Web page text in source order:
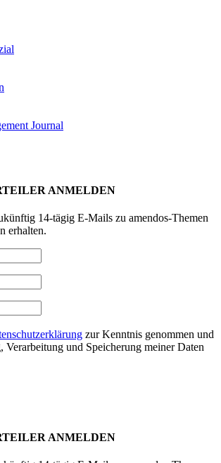
Journal
ANMELDEN
14-tägig E-Mails zu amendos-Themen
erhalten.
zur Kenntnis genommen und
Verarbeitung und Speicherung meiner Daten
ANMELDEN